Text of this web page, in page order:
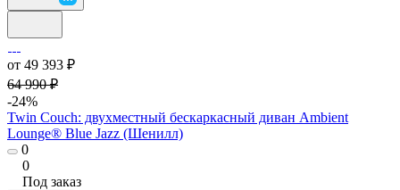
от 49 393 ₽
64 990 ₽
-24%
Twin Couch: двухместный бескаркасный диван Ambient
Lounge® Blue Jazz (Шенилл)
0
0
Под заказ